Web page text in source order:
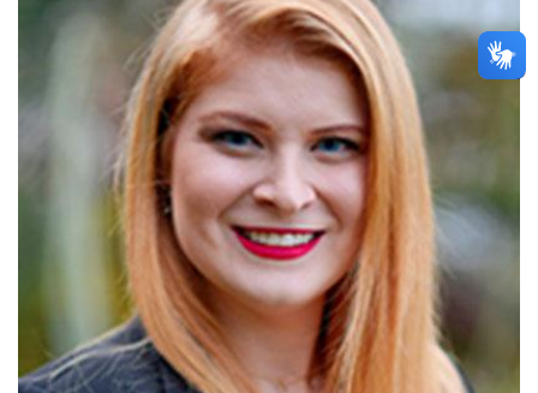
“Faça da dificuldade, sua motivação.” (Autor
desconhecido)